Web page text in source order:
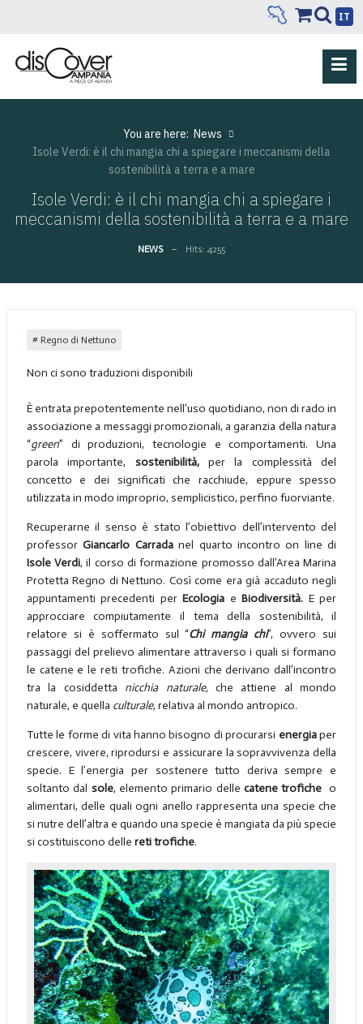
IT
You are here: News
Isole Verdi: è il chi mangia chi a spiegare i meccanismi della
sostenibilità a terra e a mare
Isole Verdi: è il chi mangia chi a spiegare i
meccanismi della sostenibilità a terra e a mare
NEWS Hits: 4255
Regno di Nettuno
Non ci sono traduzioni disponibili
È entrata prepotentemente nell’uso quotidiano, non di rado in
associazione a messaggi promozionali, a garanzia della natura
“green” di produzioni, tecnologie e comportamenti. Una
parola importante, sostenibilità, per la complessità del
concetto e dei significati che racchiude, eppure spesso
utilizzata in modo improprio, semplicistico, perfino fuorviante.
Recuperarne il senso è stato l’obiettivo dell’intervento del
professorGiancarlo Carradanel quarto incontro on line di
Isole Verdi, il corso di formazione promosso dall’Area Marina
Protetta Regno di Nettuno. Così come era già accaduto negli
appuntamenti precedenti perEcologia eBiodiversità. E per
approcciare compiutamente il tema della sostenibilità, il
relatore si è soffermato sul “Chi mangia chi”, ovvero sui
passaggi del prelievo alimentare attraverso i quali si formano
le catene e le reti trofiche. Azioni che derivano dall’incontro
tra la cosiddetta nicchia naturale,che attiene al mondo
naturale, e quella culturale, relativa al mondo antropico.
Tutte le forme di vita hanno bisogno di procurarsi energiaper
crescere, vivere, riprodursi e assicurare la sopravvivenza della
specie. E l’energia per sostenere tutto deriva sempre e
soltanto dal sole, elemento primario dellecatene troficheo
alimentari, delle quali ogni anello rappresenta una specie che
si nutre dell’altra e quando una specie è mangiata da più specie
si costituiscono delle reti trofiche.